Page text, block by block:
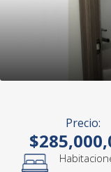
Precio: